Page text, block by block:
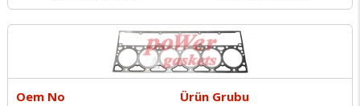
Oem No Ürün Grubu